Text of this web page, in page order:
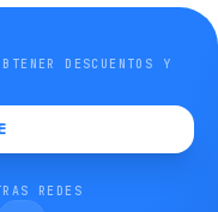
DESCUENTOS Y
REDES